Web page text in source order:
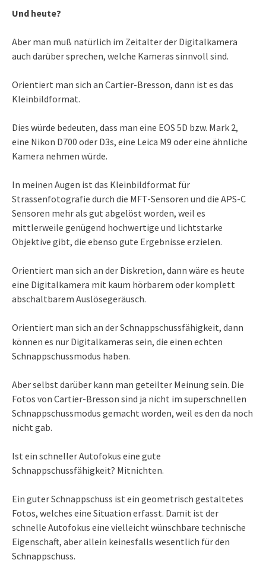
Und heute?
Aber man muß natürlich im Zeitalter der Digitalkamera
auch darüber sprechen, welche Kameras sinnvoll sind.
Orientiert man sich an Cartier-Bresson, dann ist es das
Kleinbildformat.
Dies würde bedeuten, dass man eine EOS 5D bzw. Mark 2,
eine Nikon D700 oder D3s, eine Leica M9 oder eine ähnliche
Kamera nehmen würde.
In meinen Augen ist das Kleinbildformat für
Strassenfotografie durch die MFT-Sensoren und die APS-C
Sensoren mehr als gut abgelöst worden, weil es
mittlerweile genügend hochwertige und lichtstarke
Objektive gibt, die ebenso gute Ergebnisse erzielen.
Orientiert man sich an der Diskretion, dann wäre es heute
eine Digitalkamera mit kaum hörbarem oder komplett
abschaltbarem Auslösegeräusch.
Orientiert man sich an der Schnappschussfähigkeit, dann
können es nur Digitalkameras sein, die einen echten
Schnappschussmodus haben.
Aber selbst darüber kann man geteilter Meinung sein. Die
Fotos von Cartier-Bresson sind ja nicht im superschnellen
Schnappschussmodus gemacht worden, weil es den da noch
nicht gab.
Ist ein schneller Autofokus eine gute
Schnappschussfähigkeit? Mitnichten.
Ein guter Schnappschuss ist ein geometrisch gestaltetes
Fotos, welches eine Situation erfasst. Damit ist der
schnelle Autofokus eine vielleicht wünschbare technische
Eigenschaft, aber allein keinesfalls wesentlich für den
Schnappschuss.